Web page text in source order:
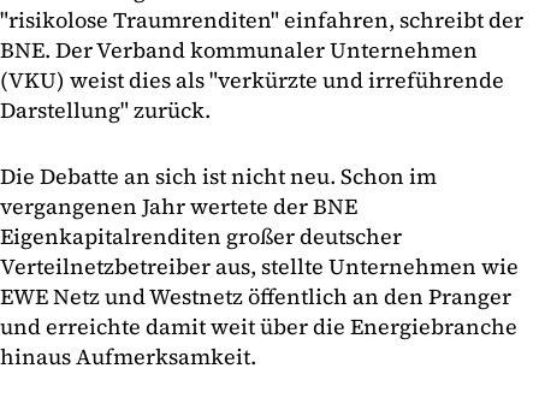
"risikolose Traumrenditen" einfahren, schreibt der
BNE. Der Verband kommunaler Unternehmen
(VKU) weist dies als "verkürzte und irreführende
Darstellung" zurück.
Die Debatte an sich ist nicht neu. Schon im
vergangenen Jahr wertete der BNE
Eigenkapitalrenditen großer deutscher
Verteilnetzbetreiber aus, stellte Unternehmen wie
EWE Netz und Westnetz öffentlich an den Pranger
und erreichte damit weit über die Energiebranche
hinaus Aufmerksamkeit.